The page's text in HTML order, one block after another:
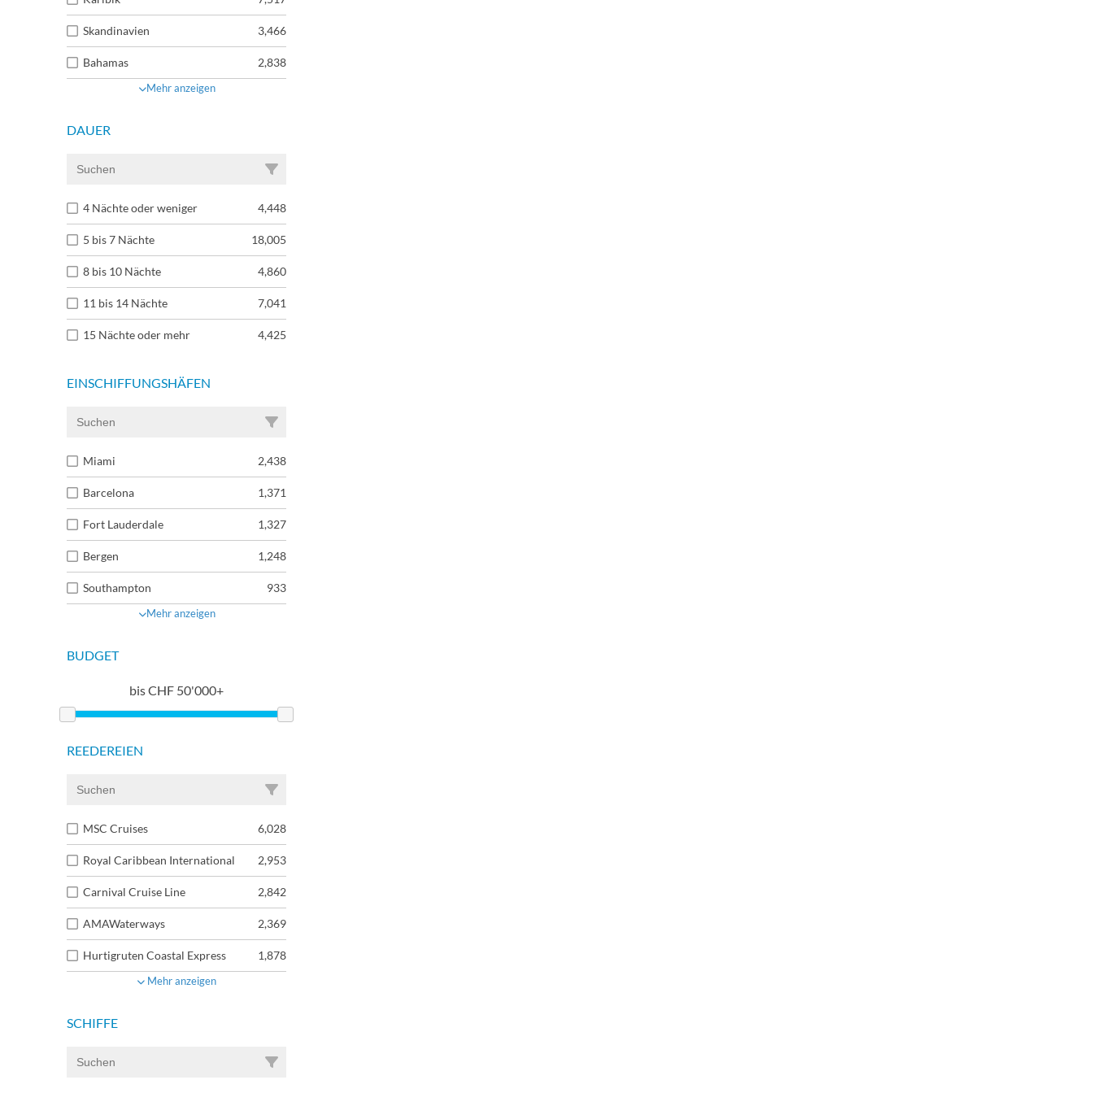
Skandinavien 3,466
Bahamas 2,838
Mehr anzeigen
DAUER
4 Nächte oder weniger 4,448
5 bis 7 Nächte 18,005
8 bis 10 Nächte 4,860
11 bis 14 Nächte 7,041
15 Nächte oder mehr 4,425
EINSCHIFFUNGSHÄFEN
Miami 2,438
Barcelona 1,371
Fort Lauderdale 1,327
Bergen 1,248
Southampton 933
Mehr anzeigen
BUDGET
bisCHF 50'000+
REEDEREIEN
MSC Cruises 6,028
Royal Caribbean International 2,953
Carnival Cruise Line 2,842
AMAWaterways 2,369
Hurtigruten Coastal Express 1,878
Mehr anzeigen
SCHIFFE